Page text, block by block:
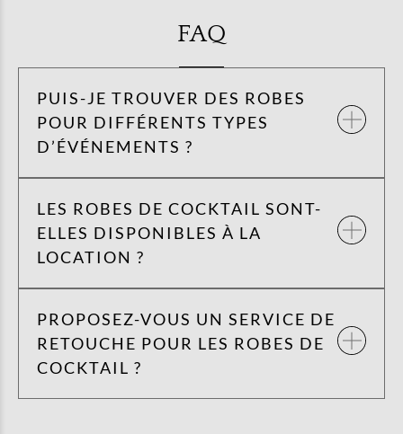
FAQ
PUIS-JE TROUVER DES ROBES
POUR DIFFÉRENTS TYPES
D’ÉVÉNEMENTS ?
LES ROBES DE COCKTAIL SONT-
ELLES DISPONIBLES À LA
LOCATION ?
PROPOSEZ-VOUS UN SERVICE DE
RETOUCHE POUR LES ROBES DE
COCKTAIL ?